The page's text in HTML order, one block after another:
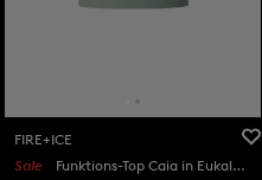
FIRE+ICE
Sale
Funktions-Top Caia in Eukalyptus/Schwarz